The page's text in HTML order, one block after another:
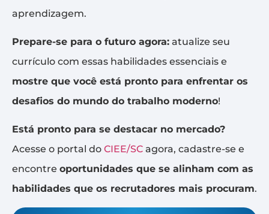
aprendizagem.
Prepare-se para o futuro agora: atualize seu
currículo com essas habilidades essenciais e
mostre que você está pronto para enfrentar os
desafios do mundo do trabalho moderno!
Está pronto para se destacar no mercado?
Acesse o portal do CIEE/SC agora, cadastre-se e
encontre oportunidades que se alinham com as
habilidades que os recrutadores mais procuram.